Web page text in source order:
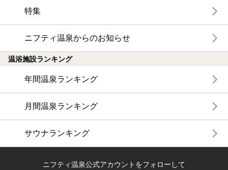
特集
ニフティ温泉からのお知らせ
温浴施設ランキング
年間温泉ランキング
月間温泉ランキング
サウナランキング
ニフティ温泉公式アカウントをフォローして